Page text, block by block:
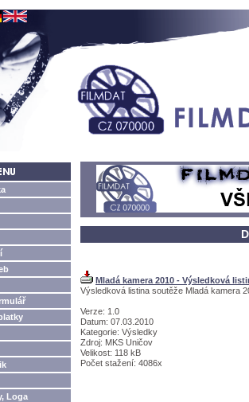
Loga
Mladá kamera 2010 - Výsledková
Výsledková listina soutěže Mladá kamera
Verze: 1.0
Datum: 07.03.2010
Kategorie: Výsledky
Zdroj: MKS Uničov
Velikost: 118 kB
Počet stažení: 4086x